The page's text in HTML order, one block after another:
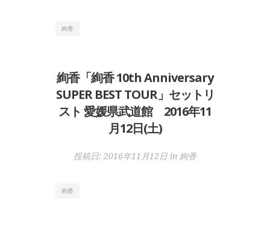
絢香
絢香「絢香 10th Anniversary
SUPER BEST TOUR」セットリ
スト 愛媛県武道館 2016年11
月12日(土)
投稿日: 2016年11月12日 in 絢香
絢香